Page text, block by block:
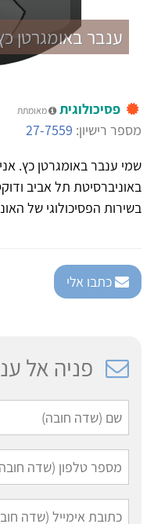
ענבר באומגרטן
פסיכולוגית מאומתת
מספר רישיון: 27-7559
שמי ענבר באומגרטן כץ.
באוניברסיטת תל אביב
בשירות הפסיכולוגי של
כתבו אלי
פניה אל